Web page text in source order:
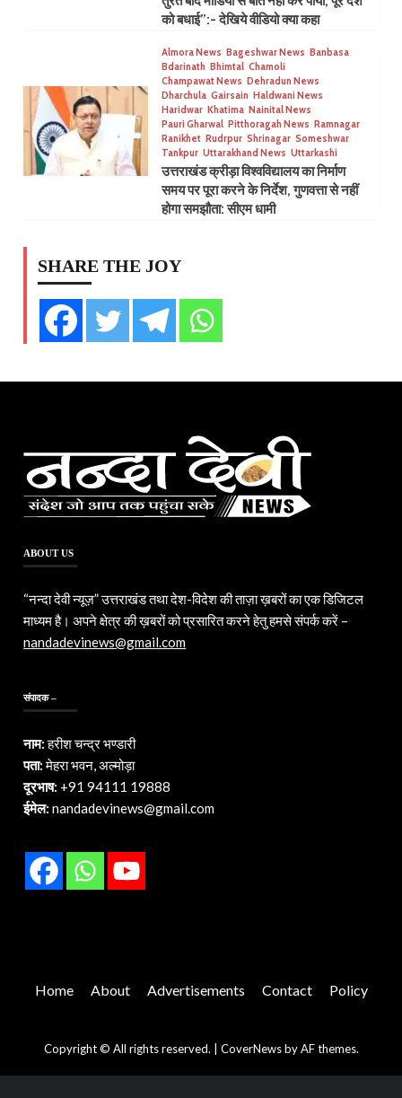
को बधाई”:- देखिये वीडियो क्या कहा
Almora News Bageshwar News Banbasa
Bdarinath Bhimtal Chamoli
Champawat News Dehradun News
Dharchula Gairsain Haldwani News
Haridwar Khatima Nainital News
Pauri Gharwal Pitthoragah News Ramnagar
Ranikhet Rudrpur Shrinagar Someshwar
Tankpur Uttarakhand News Uttarkashi
उत्तराखंड क्रीड़ा विश्वविद्यालय का निर्माण
समय पर पूरा करने के निर्देश, गुणवत्ता से नहीं
होगा समझौता: सीएम धामी
SHARE THE JOY
ABOUT US
“नन्दा देवी न्यूज़” उत्तराखंड तथा देश-विदेश की ताज़ा ख़बरों का एक डिजिटल
माध्यम है। अपने क्षेत्र की ख़बरों को प्रसारित करने हेतु हमसे संपर्क करें –
nandadevinews@gmail.com
संपादक –
नाम:हरीश चन्द्र भण्डारी
पता:मेहरा भवन, अल्मोड़ा
दूरभाष: +91 94111 19888
ईमेल:nandadevinews@gmail.com
Home About Advertisements Contact Policy
Copyright © All rights reserved. CoverNewsby AF themes.